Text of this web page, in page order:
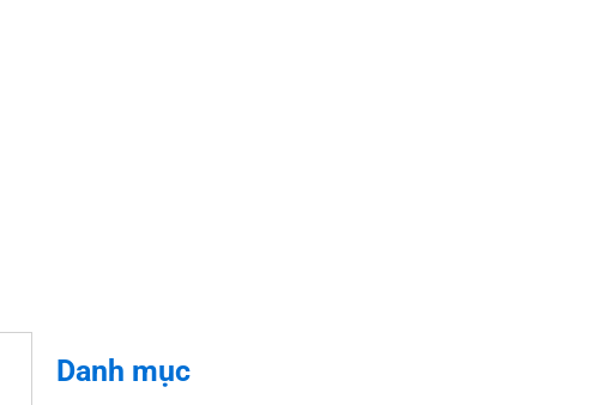
Danh mục